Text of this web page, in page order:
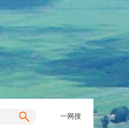
一网搜